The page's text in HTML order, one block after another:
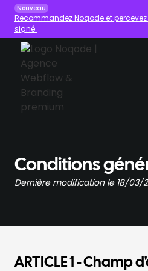
Nouveau
Recommandez Noqode et
signé.
Conditions
Dernière modification le 18/03/
ARTICLE 1 - Champ